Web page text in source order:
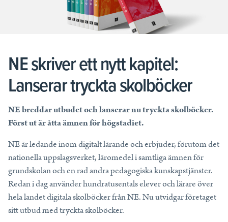
Allt för din undervisning
Läromedel och kunskapstjänster som skapar resultat i och utanför
Digitala läromedel
NE Komplett
NE Fakta
Nyheter – Partnerskap
Mappi
WOOF
Nyheter – Partnerskap
Blogg
NE skriver ett nytt kapitel:
Lanserar tryckta skolböcker
NE breddar utbudet och lanserar nu tryckta skolböcker.
Först ut är åtta ämnen för högstadiet.
NE är ledande inom digitalt lärande och erbjuder, förutom det
nationella uppslagsverket, läromedel i samtliga ämnen för
grundskolan och en rad andra pedagogiska kunskapstjänster.
Redan i dag använder hundratusentals elever och lärare över
hela landet digitala skolböcker från NE. Nu utvidgar företaget
sitt utbud med tryckta skolböcker.